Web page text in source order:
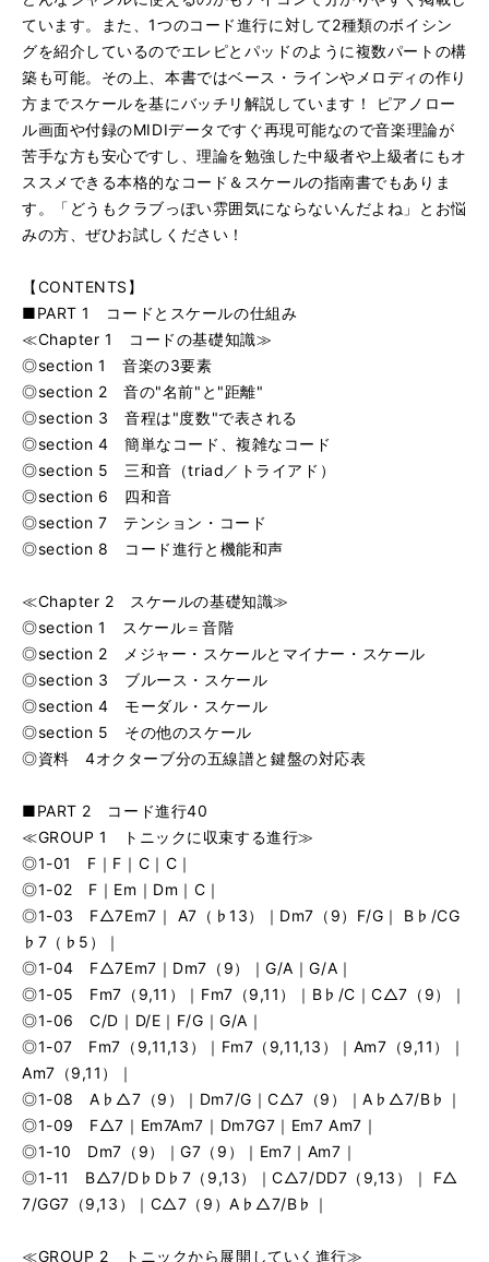
ています。また、1つのコード進行に対して2種類のボイシン
グを紹介しているのでエレピとパッドのように複数パートの構
築も可能。その上、本書ではベース・ラインやメロディの作り
方までスケールを基にバッチリ解説しています！ ピアノロー
ル画面や付録のMIDIデータですぐ再現可能なので音楽理論が
苦手な方も安心ですし、理論を勉強した中級者や上級者にもオ
ススメできる本格的なコード＆スケールの指南書でもありま
す。「どうもクラブっぽい雰囲気にならないんだよね」とお悩
みの方、ぜひお試しください！
【CONTENTS】
■PART 1 コードとスケールの仕組み
≪Chapter 1 コードの基礎知識≫
◎section 1 音楽の3要素
◎section 2 音の"名前"と"距離"
◎section 3 音程は"度数"で表される
◎section 4 簡単なコード、複雑なコード
◎section 5 三和音（triad／トライアド）
◎section 6 四和音
◎section 7 テンション・コード
◎section 8 コード進行と機能和声
≪Chapter 2 スケールの基礎知識≫
◎section 1 スケール＝音階
◎section 2 メジャー・スケールとマイナー・スケール
◎section 3 ブルース・スケール
◎section 4 モーダル・スケール
◎section 5 その他のスケール
◎資料 4オクターブ分の五線譜と鍵盤の対応表
■PART 2 コード進行40
≪GROUP 1 トニックに収束する進行≫
◎1-01 F｜F｜C｜C｜
◎1-02 F｜Em｜Dm｜C｜
◎1-03 F△7Em7｜ A7（♭13）｜Dm7（9）F/G｜ B♭/CG
♭7（♭5）｜
◎1-04 F△7Em7｜Dm7（9）｜G/A｜G/A｜
◎1-05 Fm7（9,11）｜Fm7（9,11）｜B♭/C｜C△7（9）｜
◎1-06 C/D｜D/E｜F/G｜G/A｜
◎1-07 Fm7（9,11,13）｜Fm7（9,11,13）｜Am7（9,11）｜
Am7（9,11）｜
◎1-08 A♭△7（9）｜Dm7/G｜C△7（9）｜A♭△7/B♭｜
◎1-09 F△7｜Em7Am7｜Dm7G7｜Em7 Am7｜
◎1-10 Dm7（9）｜G7（9）｜Em7｜Am7｜
◎1-11 B△7/D♭D♭7（9,13）｜C△7/DD7（9,13）｜ F△
7/GG7（9,13）｜C△7（9）A♭△7/B♭｜
≪GROUP 2 トニックから展開していく進行≫